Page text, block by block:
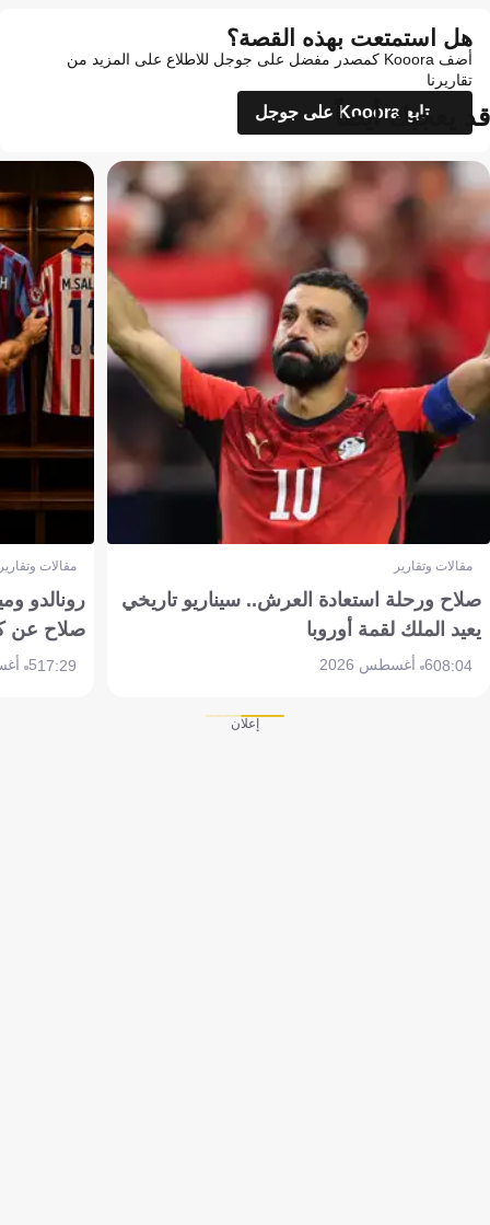
هل استمتعت بهذه القصة؟
أضف Kooora كمصدر مفضل على جوجل للاطلاع على المزيد من
تقاريرنا
تابع Kooora على جوجل
قد يعجبك أيضاً
مقالات وتقارير
صلاح ورحلة استعادة العرش.. سيناريو تاريخي
يعيد الملك لقمة أوروبا
08:046 أغسطس 2026
مقالات
رونالدو
صلاح عن
17:295 أغسطس 2026
إعلان